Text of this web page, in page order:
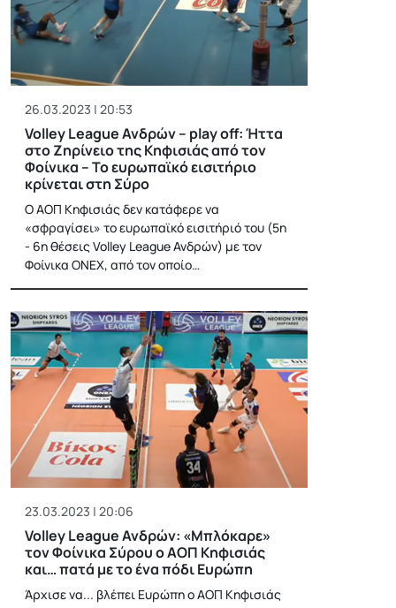
26.03.2023 | 20:53
Volley League Ανδρών – play off: Ήττα
στο Ζηρίνειο της Κηφισιάς από τον
Φοίνικα – Το ευρωπαϊκό εισιτήριο
κρίνεται στη Σύρο
Ο ΑΟΠ Κηφισιάς δεν κατάφερε να
«σφραγίσει» το ευρωπαϊκό εισιτήριό του (5η
- 6η θέσεις Volley League Ανδρών) με τον
Φοίνικα ΟΝΕΧ, από τον οποίο…
23.03.2023 | 20:06
Volley League Ανδρών: «Μπλόκαρε»
τον Φοίνικα Σύρου ο ΑΟΠ Κηφισιάς
και… πατά με το ένα πόδι Ευρώπη
Άρχισε να... βλέπει Ευρώπη ο ΑΟΠ Κηφισιάς